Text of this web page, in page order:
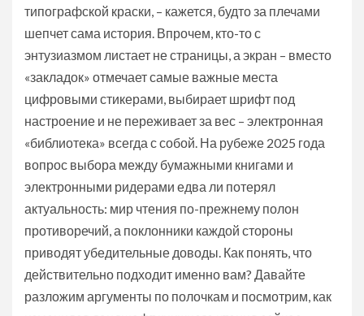
типографской краски, – кажется, будто за плечами
шепчет сама история. Впрочем, кто-то с
энтузиазмом листает не страницы, а экран – вместо
«закладок» отмечает самые важные места
цифровыми стикерами, выбирает шрифт под
настроение и не переживает за вес – электронная
«библиотека» всегда с собой. На рубеже 2025 года
вопрос выбора между бумажными книгами и
электронными ридерами едва ли потерял
актуальность: мир чтения по-прежнему полон
противоречий, а поклонники каждой стороны
приводят убедительные доводы. Как понять, что
действительно подходит именно вам? Давайте
разложим аргументы по полочкам и посмотрим, как